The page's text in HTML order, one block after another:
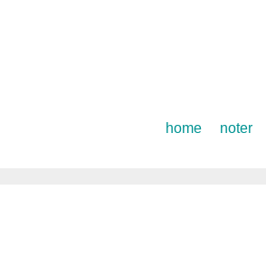
コ
home noter